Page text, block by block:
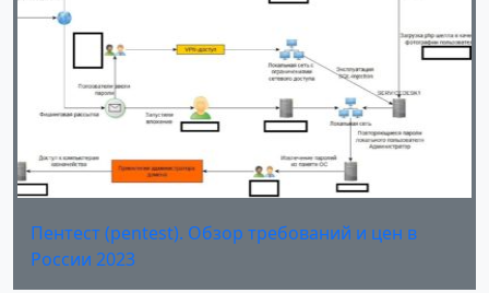
Пентест (pentest). Обзор требований и цен в
России 2023